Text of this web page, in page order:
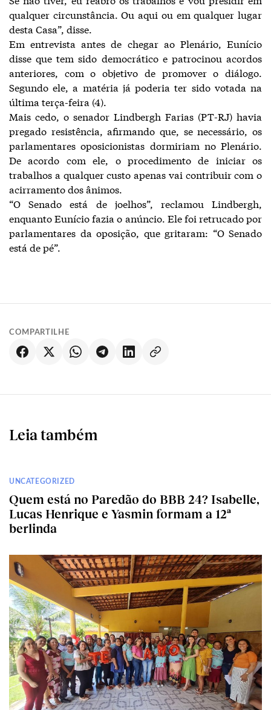
qualquer circunstância. Ou aqui ou em qualquer lugar
desta Casa”, disse.
Em entrevista antes de chegar ao Plenário, Eunício
disse que tem sido democrático e patrocinou acordos
anteriores, com o objetivo de promover o diálogo.
Segundo ele, a matéria já poderia ter sido votada na
última terça-feira (4).
Mais cedo, o senador Lindbergh Farias (PT-RJ) havia
pregado resistência, afirmando que, se necessário, os
parlamentares oposicionistas dormiriam no Plenário.
De acordo com ele, o procedimento de iniciar os
trabalhos a qualquer custo apenas vai contribuir com o
acirramento dos ânimos.
“O Senado está de joelhos”, reclamou Lindbergh,
enquanto Eunício fazia o anúncio. Ele foi retrucado por
parlamentares da oposição, que gritaram: “O Senado
está de pé”.
COMPARTILHE
Leia também
UNCATEGORIZED
Quem está no Paredão do BBB 24? Isabelle,
Lucas Henrique e Yasmin formam a 12ª
berlinda